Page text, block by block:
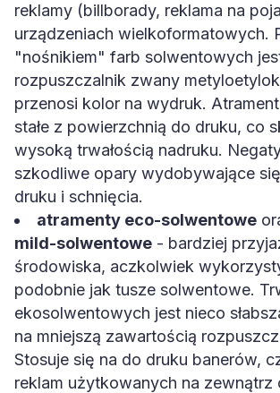
reklamy (billborady, reklama na
urządzeniach wielkoformatowych.
"nośnikiem" farb solwentowych
rozpuszczalnik zwany
przenosi kolor na wydruk. Atrament
stałe z powierzchnią do druku, co
wysoką trwałością nadruku.
szkodliwe opary wydobywające
druku i schnięcia.
atramenty eco-solwentowe
mild-solwentowe - bardziej
środowiska, aczkolwiek
podobnie jak tusze solwentowe.
ekosolwentowych jest nieco
na mniejszą zawartością
Stosuje się na do druku banerów,
reklam użytkowanych na zewnątrz